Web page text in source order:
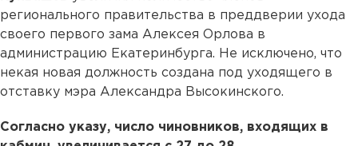
регионального правительства в преддверии ухода
своего первого зама Алексея Орлова в
администрацию Екатеринбурга. Не исключено, что
некая новая должность создана под уходящего в
отставку мэра Александра Высокинского.
Согласно указу, число чиновников, входящих в